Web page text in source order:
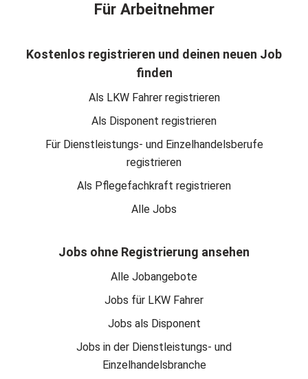
Für Arbeitnehmer
Kostenlos registrieren und deinen neuen Job
finden
Als LKW Fahrer registrieren
Als Disponent registrieren
Für Dienstleistungs- und Einzelhandelsberufe
registrieren
Als Pflegefachkraft registrieren
Alle Jobs
Jobs ohne Registrierung ansehen
Alle Jobangebote
Jobs für LKW Fahrer
Jobs als Disponent
Jobs in der Dienstleistungs- und
Einzelhandelsbranche